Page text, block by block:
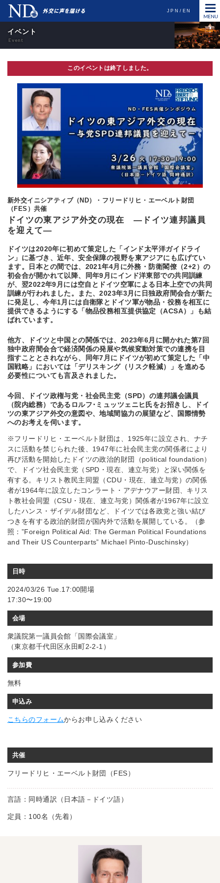
JPN EN
イベント
このイベントは終了しました。
新外交イニシアティブ（ND）・フリードリヒ・エーベルト財団
（FES）共催
ドイツの東アジア外交の現在 ―ドイツ連邦議員
を迎えて―
ドイツは2020年に初めて策定した「インド太平洋ガイドライ
ン」に基づき、近年、安全保障の視野を東アジアにも広げてい
ます。日本との間では、2021年4月に外務・防衛閣僚（2+2）の
初会合が開かれて以降、同年9月にインド洋東部での共同訓練
が、翌2022年9月には空自とドイツ空軍による日本上空での共同
訓練が行われました。また、2023年3月に日独政府間会合が新た
に発足し、今年1月には自衛隊とドイツ軍が物品・役務を相互に
提供できるようにする「物品役務相互提供協定（ACSA）」も結
ばれています。
他方、ドイツと中国との関係では、2023年6月に開かれた第7回
独中政府間会合で経済関係の発展や気候変動対策での連携を目
指すこととされながら、同年7月にドイツが初めて策定した「中
国戦略」においては「デリスキング（リスク軽減）」を進める
必要性についても言及されました。
今回、ドイツ政権与党・社会民主党（SPD）の連邦議会議員
（院内総務）であるロルフ･ミュッツェニヒ氏をお招きし、ドイ
ツの東アジア外交の意図や、地域間協力の展望など、国際情勢
へのお考えを伺います。
※フリードリヒ・エーベルト財団は、1925年に設立され、ナチ
スに活動を禁じられた後、1947年に社会民主党の関係者により
再び活動を開始したドイツの政治的財団（political foundation）
で、ドイツ社会民主党（SPD・現在、連立与党）と深い関係を
有する。キリスト教民主同盟（CDU・現在、連立与党）の関係
者が1964年に設立したコンラート・アデナウアー財団、キリス
ト教社会同盟（CSU・現在、連立与党）関係者が1967年に設立
したハンス・ザイデル財団など、ドイツでは各政党と強い結び
つきを有する政治的財団が国内外で活動を展開している。（参
照：”Foreign Political Aid: The German Political Foundations
and Their US Counterparts” Michael Pinto-Duschinsky）
日時
2024/03/26 Tue.17:00開場
17:30〜19:00
会場
衆議院第一議員会館「国際会議室」
（東京都千代田区永田町2-2-1）
参加費
無料
申込み
こちらのフォームからお申し込みください
共催
フリードリヒ・エーベルト財団（FES）
言語：同時通訳（日本語－ドイツ語）
定員：100名（先着）